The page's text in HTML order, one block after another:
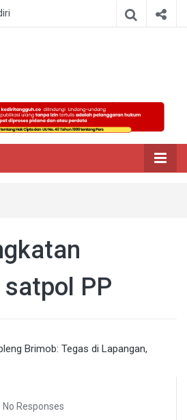
PP
No Responses